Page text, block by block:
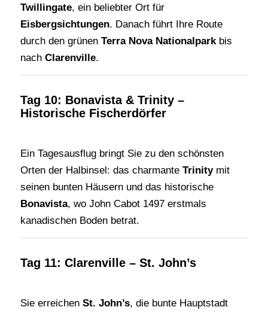
Twillingate, ein beliebter Ort für
Eisbergsichtungen. Danach führt Ihre Route
durch den grünen Terra Nova Nationalparkbis
nach Clarenville.
Tag 10: Bonavista & Trinity –
Historische Fischerdörfer
Ein Tagesausflug bringt Sie zu den schönsten
Orten der Halbinsel: das charmante Trinitymit
seinen bunten Häusern und das historische
Bonavista, wo John Cabot 1497 erstmals
kanadischen Boden betrat.
Tag 11: Clarenville – St. John’s
Sie erreichen St. John’s, die bunte Hauptstadt